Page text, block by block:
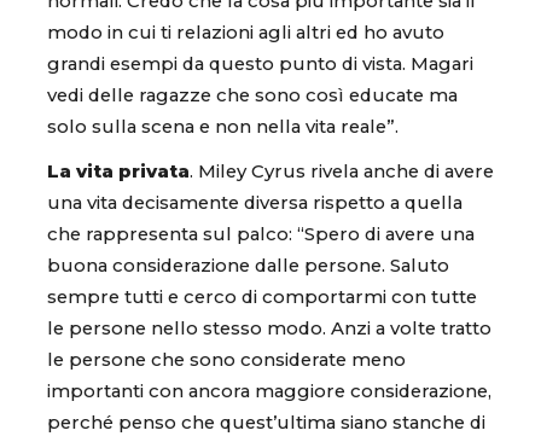
modo in cui ti relazioni agli altri ed ho avuto
grandi esempi da questo punto di vista. Magari
vedi delle ragazze che sono così educate ma
solo sulla scena e non nella vita reale”.
La vita privata. Miley Cyrus rivela anche di avere
una vita decisamente diversa rispetto a quella
che rappresenta sul palco: “Spero di avere una
buona considerazione dalle persone. Saluto
sempre tutti e cerco di comportarmi con tutte
le persone nello stesso modo. Anzi a volte tratto
le persone che sono considerate meno
importanti con ancora maggiore considerazione,
perché penso che quest’ultima siano stanche di